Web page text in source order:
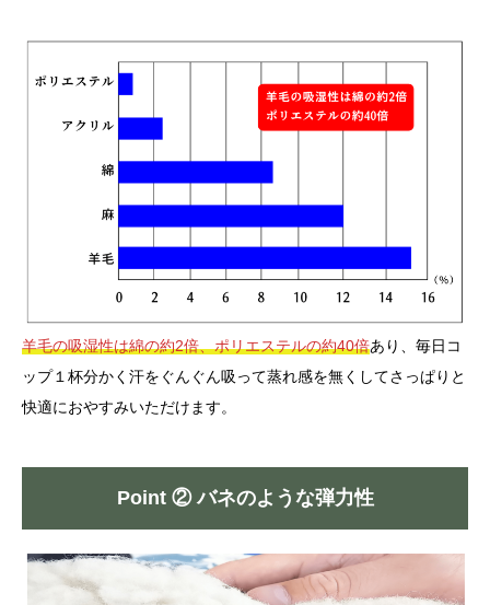
羊毛の吸湿性は綿の約2倍、ポリエステルの約40倍あり、毎日コ
ップ１杯分かく汗をぐんぐん吸って蒸れ感を無くしてさっぱりと
快適におやすみいただけます。
Point ② バネのような弾力性